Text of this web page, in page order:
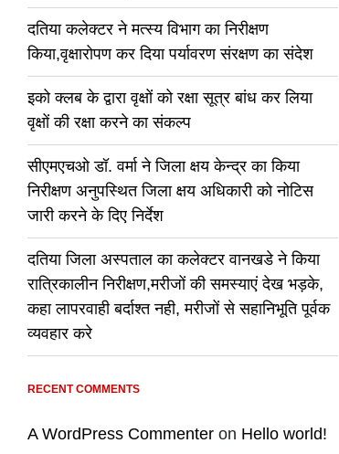
दतिया कलेक्टर ने मत्स्य विभाग का निरीक्षण
किया,वृक्षारोपण कर दिया पर्यावरण संरक्षण का संदेश
इको क्लब के द्वारा वृक्षों को रक्षा सूत्र बांध कर लिया
वृक्षों की रक्षा करने का संकल्प
सीएमएचओ डॉ. वर्मा ने जिला क्षय केन्द्र का किया
निरीक्षण अनुपस्थित जिला क्षय अधिकारी को नोटिस
जारी करने के दिए निर्देश
दतिया जिला अस्पताल का कलेक्टर वानखडे ने किया
रात्रिकालीन निरीक्षण,मरीजों की समस्याएं देख भड़के,
कहा लापरवाही बर्दाश्त नही, मरीजों से सहानिभूति पूर्वक
व्यवहार करे
RECENT COMMENTS
A WordPress Commenter on Hello world!